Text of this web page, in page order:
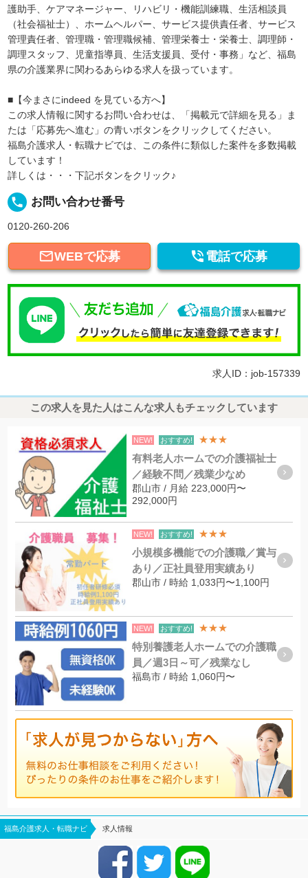
護助手、ケアマネージャー、リハビリ・機能訓練職、生活相談員
（社会福祉士）、ホームヘルパー、サービス提供責任者、サービス
管理責任者、管理職・管理職候補、管理栄養士・栄養士、調理師・
調理スタッフ、児童指導員、生活支援員、受付・事務」など、福島
県の介護業界に関わるあらゆる求人を扱っています。
■【今まさにindeed を見ている方へ】
この求人情報に関するお問い合わせは、「掲載元で詳細を見る」ま
たは「応募先へ進む」の青いボタンをクリックしてください。
福島介護求人・転職ナビでは、この条件に類似した案件を多数掲載
しています！
詳しくは・・・下記ボタンをクリック♪
local_phone お問い合わせ番号
0120-260-206
WEBで応募  電話で応募
求人ID：job-157339
この求人を見た人はこんな求人もチェックしています
NEW! おすすめ! ★★★
有料老人ホームでの介護福祉士
／経験不問／残業少なめ
郡山市 / 月給 223,000円〜
292,000円
NEW! おすすめ! ★★★
小規模多機能での介護職／賞与
あり／正社員登用実績あり
郡山市 / 時給 1,033円〜1,100円
NEW! おすすめ! ★★★
特別養護老人ホームでの介護職
員／週3日～可／残業なし
福島市 / 時給 1,060円〜
福島介護求人・転職ナビ 求人情報